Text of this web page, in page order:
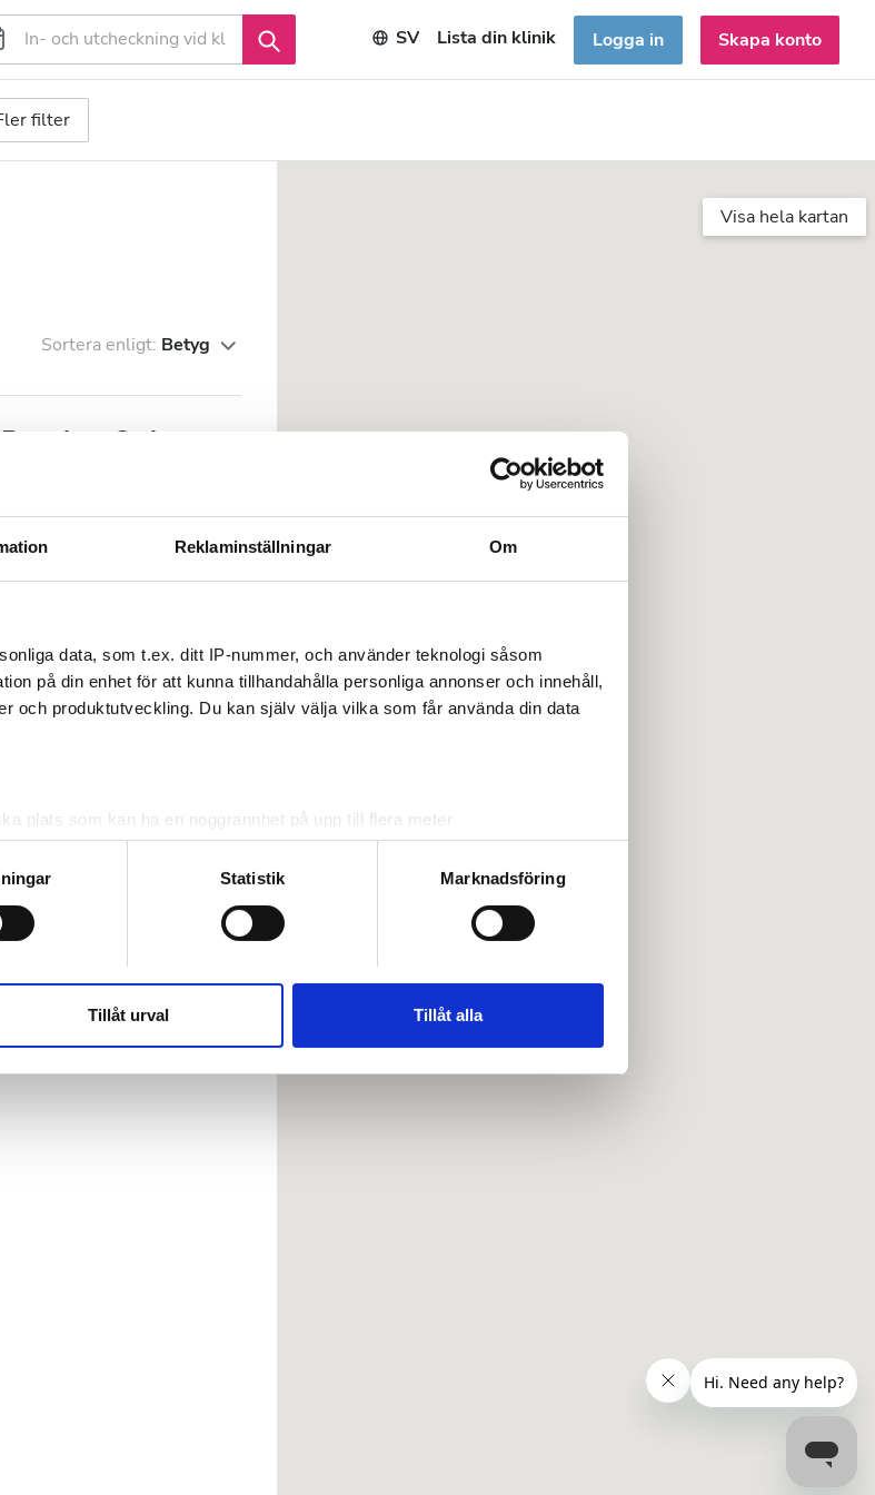
Reklaminställningar Om
data, som t.ex. ditt IP-nummer, och använder teknologi såsom
på din enhet för att kunna tillhandahålla personliga annonser och innehåll,
och produktutveckling. Du kan själv välja vilka som får använda din data
plats som kan ha en noggrannhet på upp till flera meter
den för specifika kännetecken (fingeravtryck)
behandlas och ställ in dina preferenser i
detaljsektionen. Du kan ändra
cookie-förklaringen.
även sådana identifierare och annan information från din enhet
som vi samarbetar med. Dessa kan i sin tur kombinera informationen
Statistik Marknadsföring
Tillåt urval Tillåt alla
SV Lista din klinik Logga in Skapa konto
filter
Sortera enligt: Betyg
S. A. -
Reservera
Visa hela kartan